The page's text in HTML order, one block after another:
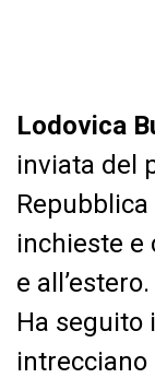
Lodovica
inviata del
inchieste e
e
Ha seguito